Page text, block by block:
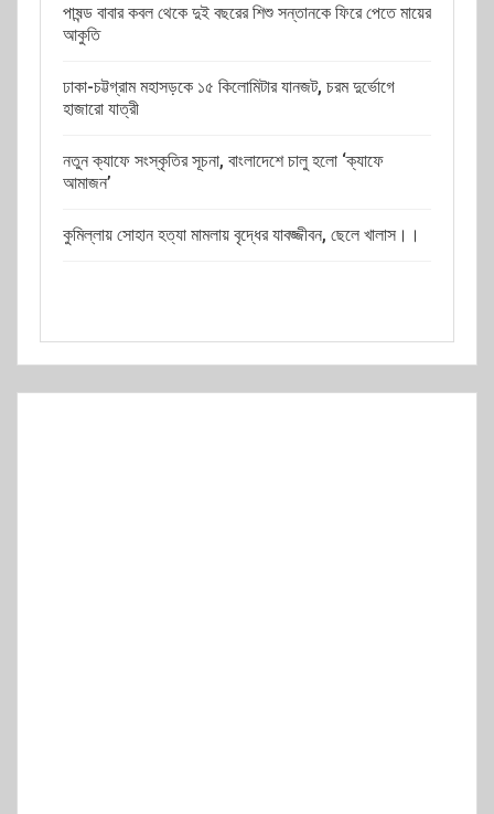
পাষন্ড বাবার কবল থেকে দুই বছরের শিশু সন্তানকে ফিরে পেতে মায়ের
আকুতি
ঢাকা-চট্টগ্রাম মহাসড়কে ১৫ কিলোমিটার যানজট, চরম দুর্ভোগে
হাজারো যাত্রী
নতুন ক্যাফে সংস্কৃতির সূচনা, বাংলাদেশে চালু হলো ‘ক্যাফে
আমাজন’
কুমিল্লায় সোহান হত্যা মামলায় বৃদ্ধের যাবজ্জীবন, ছেলে খালাস।।